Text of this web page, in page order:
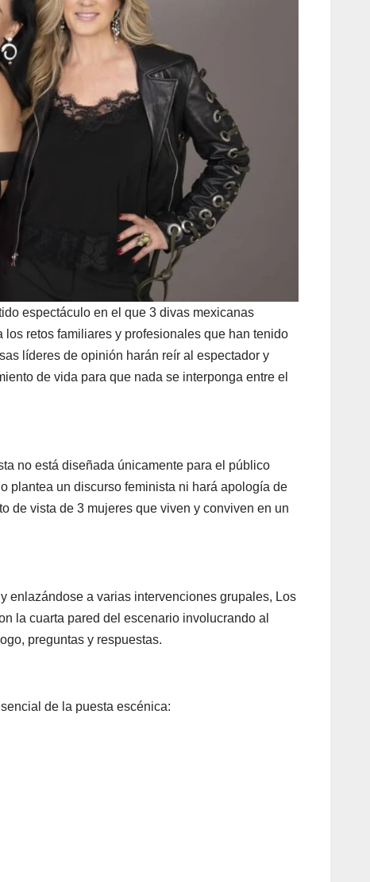
espectáculo en el que 3 divas mexicanas
retos familiares y profesionales que han tenido
líderes de opinión harán reír al espectador y
de vida para que nada se interponga entre el
no está diseñada únicamente para el público
plantea un discurso feminista ni hará apología de
de vista de 3 mujeres que viven y conviven en un
enlazándose a varias intervenciones grupales, Los
la cuarta pared del escenario involucrando al
preguntas y respuestas.
de la puesta escénica: